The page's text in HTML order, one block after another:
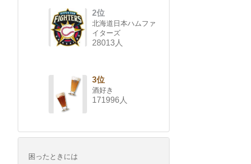
2位
北海道日本ハムファ
イターズ
28013人
3位
酒好き
171996人
困ったときには